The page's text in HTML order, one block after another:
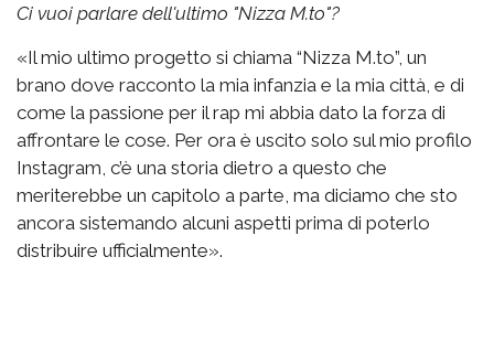
Ci vuoi parlare dell'ultimo "Nizza M.to"?
«Il mio ultimo progetto si chiama “Nizza M.to”, un
brano dove racconto la mia infanzia e la mia città, e di
come la passione per il rap mi abbia dato la forza di
affrontare le cose. Per ora è uscito solo sul mio profilo
Instagram, c’è una storia dietro a questo che
meriterebbe un capitolo a parte, ma diciamo che sto
ancora sistemando alcuni aspetti prima di poterlo
distribuire ufficialmente».